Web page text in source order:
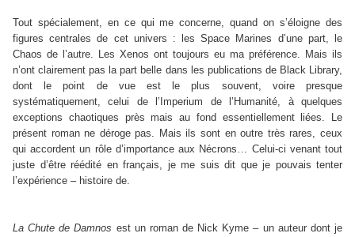
Tout spécialement, en ce qui me concerne, quand on s’éloigne des
figures centrales de cet univers : les Space Marines d’une part, le
Chaos de l’autre. Les Xenos ont toujours eu ma préférence. Mais ils
n’ont clairement pas la part belle dans les publications de Black Library,
dont le point de vue est le plus souvent, voire presque
systématiquement, celui de l’Imperium de l’Humanité, à quelques
exceptions chaotiques près mais au fond essentiellement liées. Le
présent roman ne déroge pas. Mais ils sont en outre très rares, ceux
qui accordent un rôle d’importance aux Nécrons… Celui-ci venant tout
juste d’être réédité en français, je me suis dit que je pouvais tenter
l’expérience – histoire de.
La Chute de Damnos est un roman de Nick Kyme – un auteur dont je